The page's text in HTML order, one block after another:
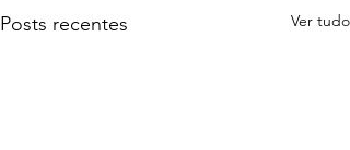
Posts recentes Ver tudo